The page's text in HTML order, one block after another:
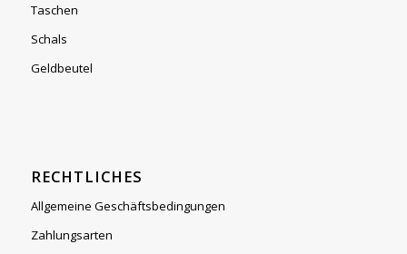
Taschen
Schals
Geldbeutel
RECHTLICHES
Allgemeine Geschäftsbedingungen
Zahlungsarten